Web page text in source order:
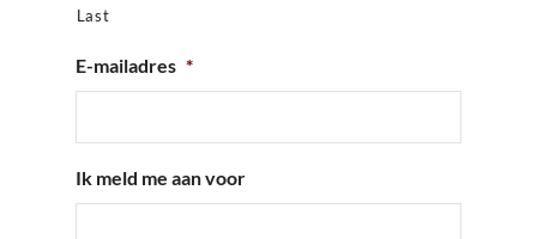
Last
E-mailadres *
Ik meld me aan voor